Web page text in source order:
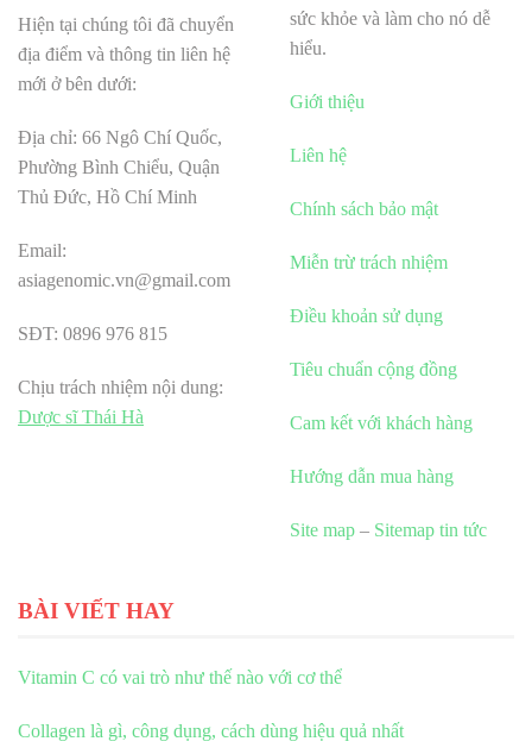
Hiện tại chúng tôi đã chuyển
địa điểm và thông tin liên hệ
mới ở bên dưới:
Địa chỉ: 66 Ngô Chí Quốc,
Phường Bình Chiểu, Quận
Thủ Đức, Hồ Chí Minh
Email:
asiagenomic.vn@gmail.com
SĐT: 0896 976 815
Chịu trách nhiệm nội dung:
Dược sĩ Thái Hà
sức khỏe và làm cho nó dễ
hiểu.
Giới thiệu
Liên hệ
Chính sách bảo mật
Miễn trừ trách nhiệm
Điều khoản sử dụng
Tiêu chuẩn cộng đồng
Cam kết với khách hàng
Hướng dẫn mua hàng
Site map – Sitemap tin tức
BÀI VIẾT HAY
Vitamin C có vai trò như thế nào với cơ thể
Collagen là gì, công dụng, cách dùng hiệu quả nhất